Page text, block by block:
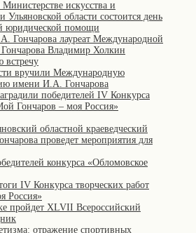
искусства и
Ульяновской области состоится день
юридической помощи
Гончарова лауреат Международной
Владимир Холкин
встречу
вручили Международную
имени И.А. Гончарова
победителей IV Конкурса
Гончаров – моя Россия»
областной краеведческий
проведет мероприятия для
конкурса «Обломовское
IV Конкурса творческих работ
Россия»
пройдет XLVII Всероссийский
отражение спортивных